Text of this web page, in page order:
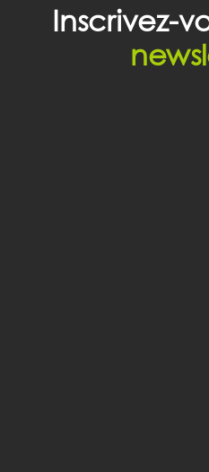
Inscrivez-